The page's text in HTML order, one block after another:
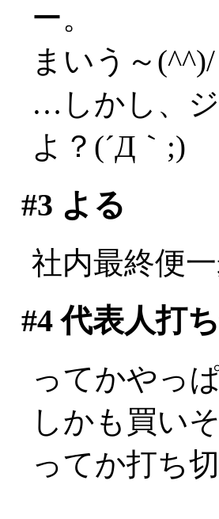
ー。
まいう～(^^)/
…しかし、
よ？(´Д｀;)
#3 よる
社内最終便
#4代表人打
ってかやっ
しかも買い
ってか打ち